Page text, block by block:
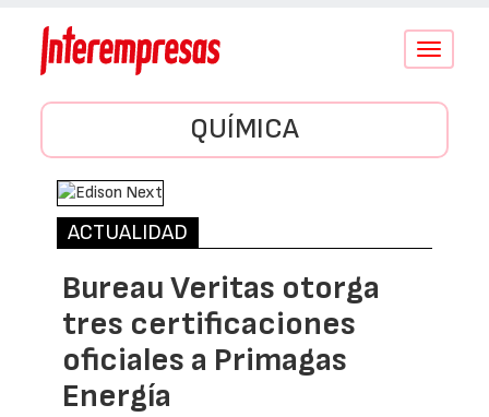
Conmutar
QUÍMICA
ACTUALIDAD
Bureau Veritas otorga
tres certificaciones
oficiales a Primagas
Energía